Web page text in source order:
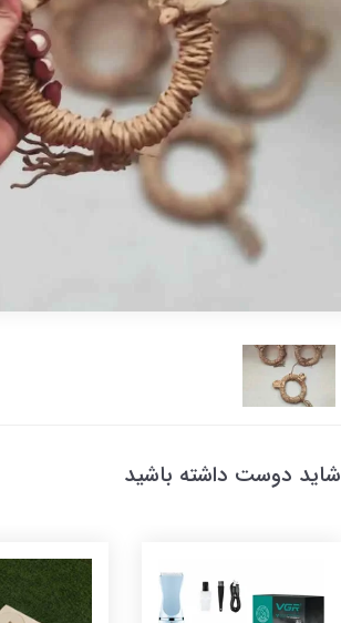
شاید دوست داشته باشید